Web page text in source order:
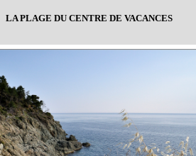
LA PLAGE DU CENTRE DE VACANCES